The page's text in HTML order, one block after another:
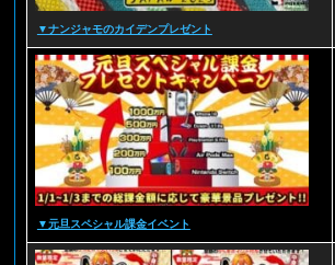
▼ナンジャモのカイデンプレゼント
▼元旦スペシャル課金イベント